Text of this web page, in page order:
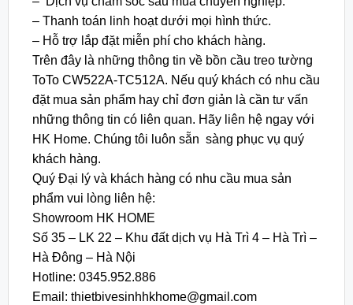
– Thanh toán linh hoạt dưới mọi hình thức.
– Hỗ trợ lắp đặt miễn phí cho khách hàng.
Trên đây là những thông tin về bồn cầu treo tường
ToTo CW522A-TC512A. Nếu quý khách có nhu cầu
đặt mua sản phẩm hay chỉ đơn giản là cần tư vấn
những thông tin có liên quan. Hãy liên hệ ngay với
HK Home. Chúng tôi luôn sẵn sàng phục vụ quý
khách hàng.
Quý Đại lý và khách hàng có nhu cầu mua sản
phẩm vui lòng liên hệ:
Showroom HK HOME
Số 35 – LK 22 – Khu đất dịch vụ Hà Trì 4 – Hà Trì –
Hà Đông – Hà Nội
Hotline: 0345.952.886
Email: thietbivesinhhkhome@gmail.com